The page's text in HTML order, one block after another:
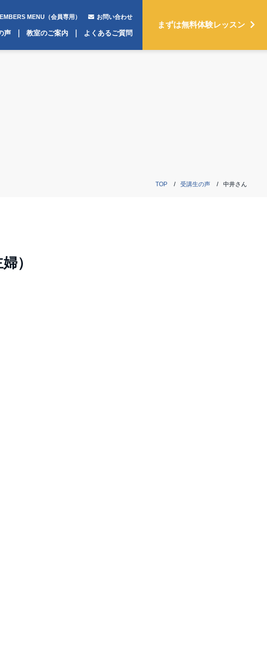
MENU（会員専用） お問い合わせ
声 教室のご案内 よくあるご質問
まずは無料体験レッスン
TOP 受講生の声 中井さん
）